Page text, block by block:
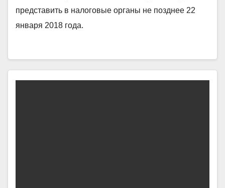
представить в налоговые органы не позднее 22
января 2018 года.